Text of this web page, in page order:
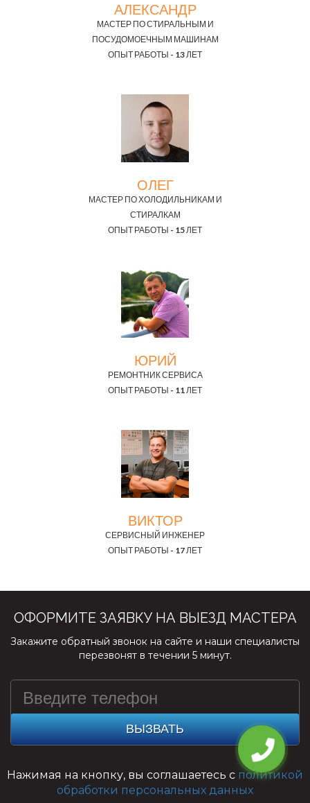
АЛЕКСАНДР
МАСТЕР ПО СТИРАЛЬНЫМ И
ПОСУДОМОЕЧНЫМ МАШИНАМ
ОПЫТ РАБОТЫ - 13 ЛЕТ
ОЛЕГ
МАСТЕР ПО ХОЛОДИЛЬНИКАМ И
СТИРАЛКАМ
ОПЫТ РАБОТЫ - 15 ЛЕТ
ЮРИЙ
РЕМОНТНИК СЕРВИСА
ОПЫТ РАБОТЫ - 11 ЛЕТ
ВИКТОР
СЕРВИСНЫЙ ИНЖЕНЕР
ОПЫТ РАБОТЫ - 17 ЛЕТ
ОФОРМИТЕ ЗАЯВКУ НА ВЫЕЗД МАСТЕРА
Закажите обратный звонок на сайте и наши специалисты
перезвонят в течении 5 минут.
ВЫЗВАТЬ
Нажимая на кнопку, вы соглашаетесь с политикой
обработки персональных данных